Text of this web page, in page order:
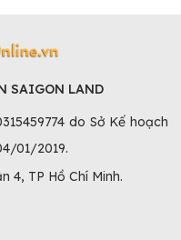
SAIGON LAND
do Sở Kế hoạch
01/2019.
4, TP Hồ Chí Minh.